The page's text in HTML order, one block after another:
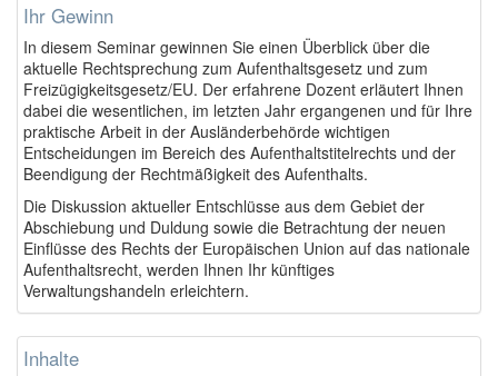
Ihr Gewinn
In diesem Seminar gewinnen Sie einen Überblick über die
aktuelle Rechtsprechung zum Aufenthaltsgesetz und zum
Freizügigkeitsgesetz/EU. Der erfahrene Dozent erläutert Ihnen
dabei die wesentlichen, im letzten Jahr ergangenen und für Ihre
praktische Arbeit in der Ausländerbehörde wichtigen
Entscheidungen im Bereich des Aufenthaltstitelrechts und der
Beendigung der Rechtmäßigkeit des Aufenthalts.
Die Diskussion aktueller Entschlüsse aus dem Gebiet der
Abschiebung und Duldung sowie die Betrachtung der neuen
Einflüsse des Rechts der Europäischen Union auf das nationale
Aufenthaltsrecht, werden Ihnen Ihr künftiges
Verwaltungshandeln erleichtern.
Inhalte